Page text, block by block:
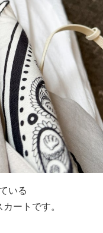
いる
ートです。